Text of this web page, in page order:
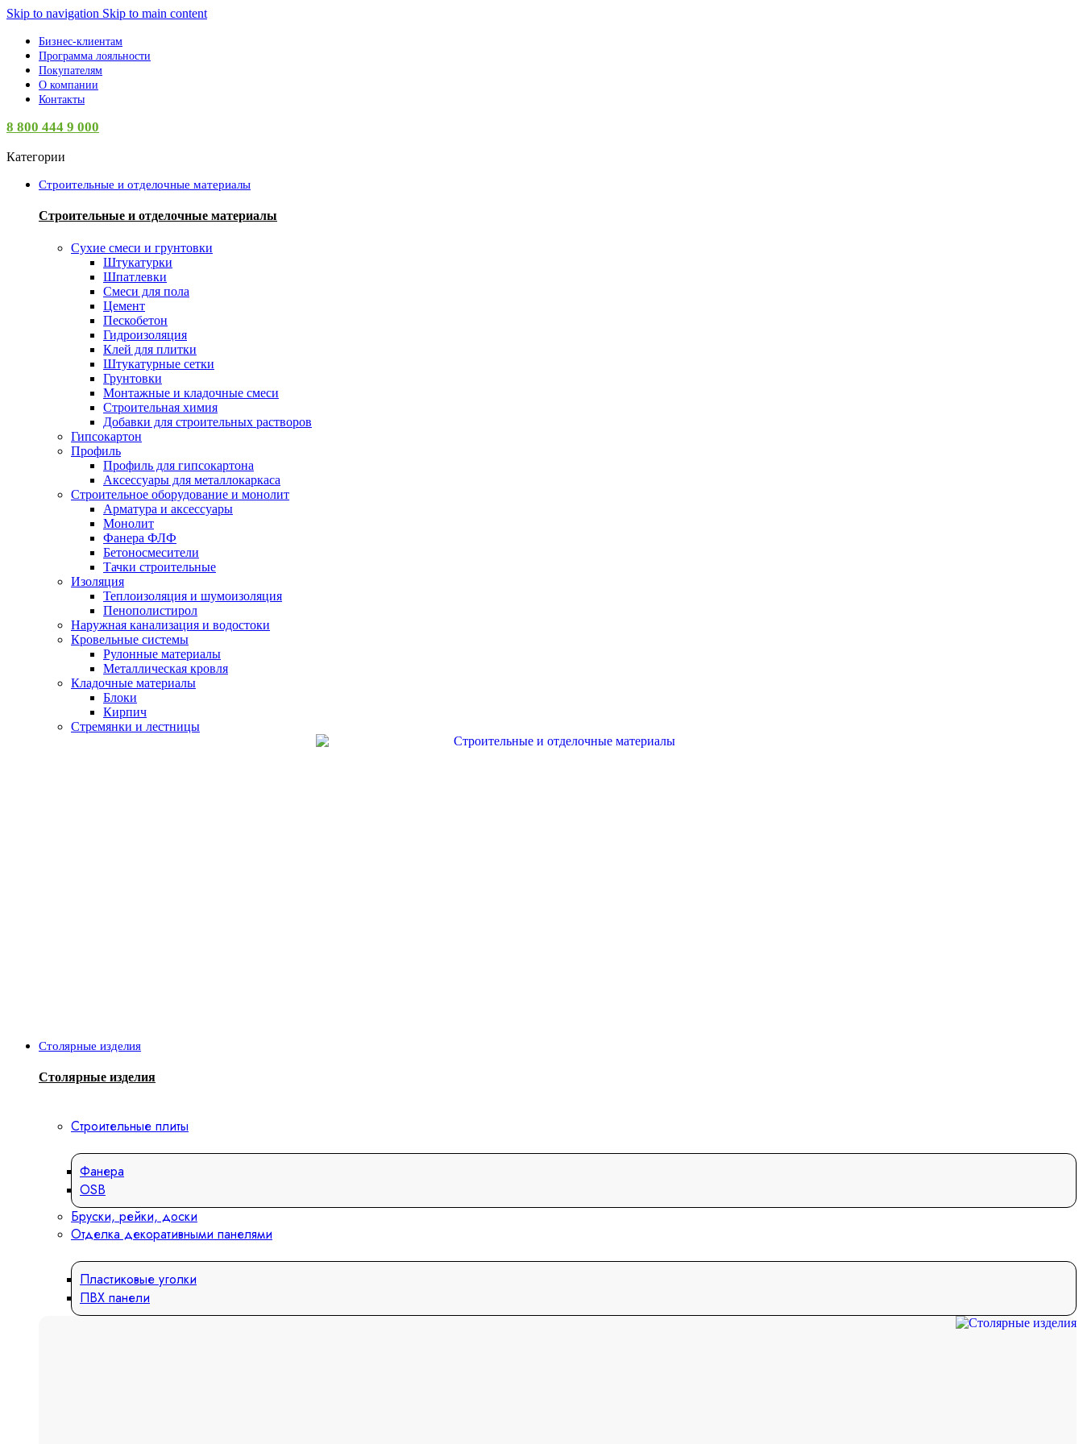
Skip to navigation Skip to main content
Бизнес-клиентам
Программа лояльности
Покупателям
О компании
Контакты
8 800 444 9 000
Категории
Строительные и отделочные материалы
Строительные и отделочные материалы
Сухие смеси и грунтовки
Штукатурки
Шпатлевки
Смеси для пола
Цемент
Пескобетон
Гидроизоляция
Клей для плитки
Штукатурные сетки
Грунтовки
Монтажные и кладочные смеси
Строительная химия
Добавки для строительных растворов
Гипсокартон
Профиль
Профиль для гипсокартона
Аксессуары для металлокаркаса
Строительное оборудование и монолит
Арматура и аксессуары
Монолит
Фанера ФЛФ
Бетоносмесители
Тачки строительные
Изоляция
Теплоизоляция и шумоизоляция
Пенополистирол
Наружная канализация и водостоки
Кровельные системы
Рулонные материалы
Металлическая кровля
Кладочные материалы
Блоки
Кирпич
Стремянки и лестницы
Столярные изделия
Столярные изделия
Строительные плиты
Фанера
OSB
Бруски, рейки, доски
Отделка декоративными панелями
Пластиковые уголки
ПВХ панели